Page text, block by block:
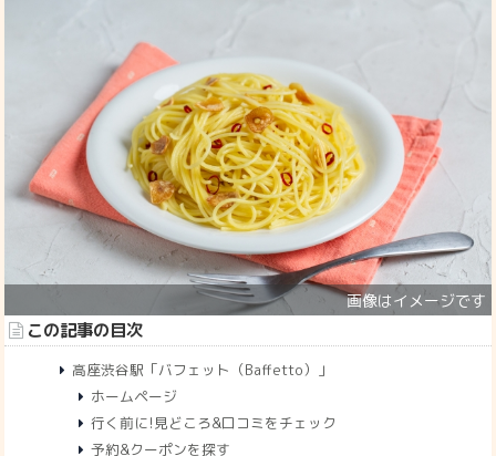
この記事の目次
高座渋谷駅「バフェット（Baffetto）」
ホームページ
行く前に!見どころ&口コミをチェック
予約&クーポンを探す